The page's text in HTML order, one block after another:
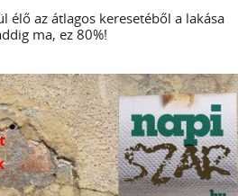
élő az átlagos keresetéből a lakása
ma, ez 80%!